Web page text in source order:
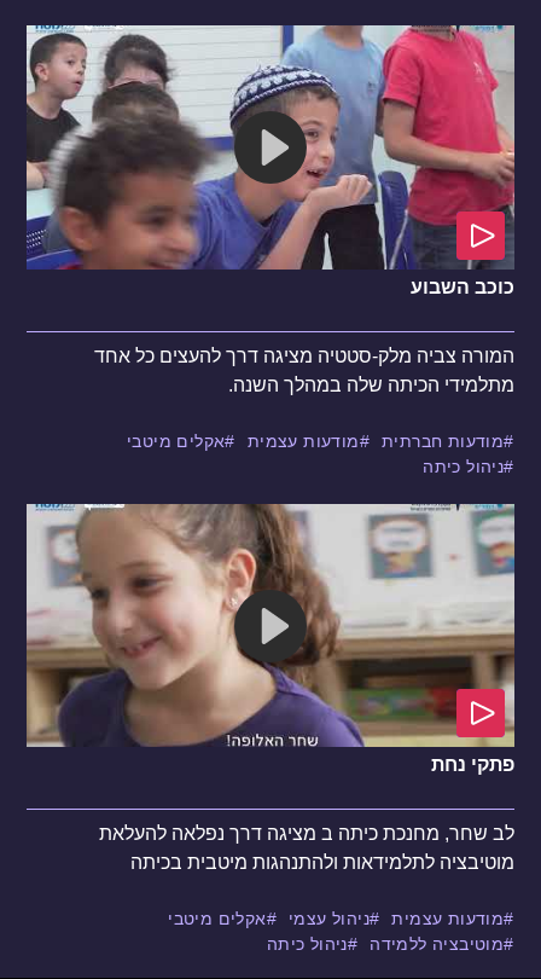
כוכב השבוע
המורה צביה מלק-סטטיה מציגה דרך להעצים כל אחד
מתלמידי הכיתה שלה במהלך השנה.
מודעות חברתית מודעות עצמית
אקלים מיטבי
ניהול כיתה
פתקי נחת
לב שחר, מחנכת כיתה ב מציגה דרך נפלאה להעלאת
מוטיבציה לתלמידאות ולהתנהגות מיטבית בכיתה
מודעות עצמית ניהול עצמי
אקלים מיטבי
מוטיבציה ללמידה
ניהול כיתה